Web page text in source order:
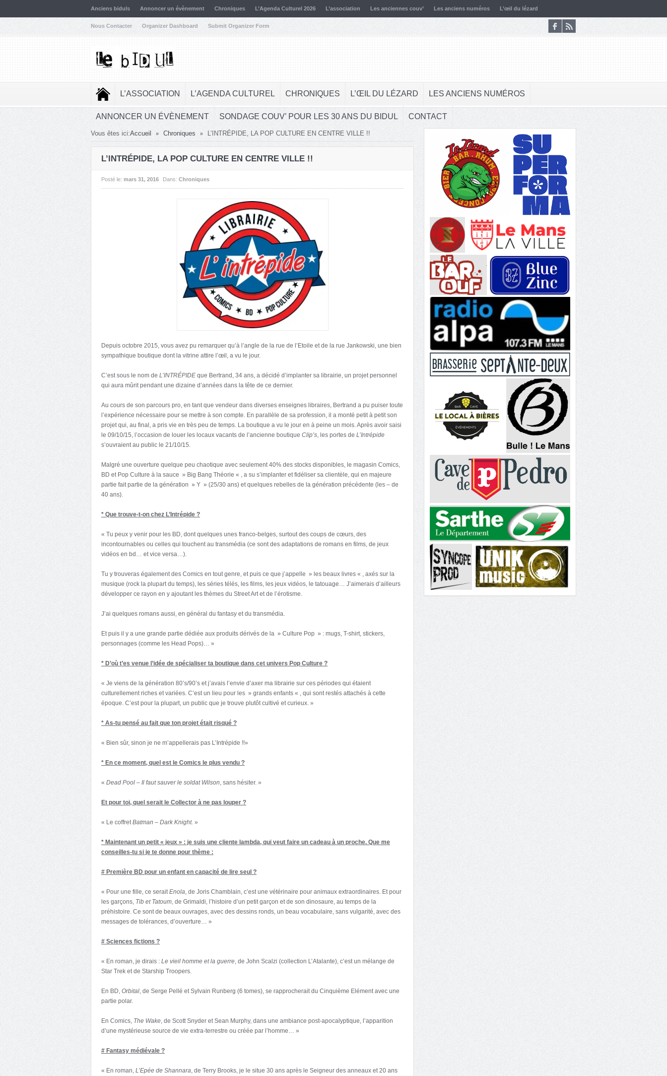
Anciens biduls Annoncer un évènement Chroniques L’Agenda Culturel 2026 L’association Les anciennes couv’ Les anciens numéros L’œil du lézard
Nous Contacter Organizer Dashboard Submit Organizer Form
L’ASSOCIATION L’AGENDA CULTUREL CHRONIQUES L’ŒIL DU LÉZARD LES ANCIENS NUMÉROS
ANNONCER UN ÉVÈNEMENT SONDAGE COUV’ POUR LES 30 ANS DU BIDUL CONTACT
Vous êtes ici:Accueil » Chroniques » L’INTRÉPIDE, LA POP CULTURE EN CENTRE VILLE !!
L’INTRÉPIDE, LA POP CULTURE EN CENTRE VILLE !!
Posté le: mars 31, 2016 Dans: Chroniques
Depuis octobre 2015, vous avez pu remarquer qu’à l’angle de la rue de l’Etoile et de la rue Jankowski, une bien
sympathique boutique dont la vitrine attire l’œil, a vu le jour.
C’est sous le nom de L’INTRÉPIDE que Bertrand, 34 ans, a décidé d’implanter sa librairie, un projet personnel
qui aura mûrit pendant une dizaine d’années dans la tête de ce dernier.
Au cours de son parcours pro, en tant que vendeur dans diverses enseignes libraires, Bertrand a pu puiser toute
l’expérience nécessaire pour se mettre à son compte. En parallèle de sa profession, il a monté petit à petit son
projet qui, au final, a pris vie en très peu de temps. La boutique a vu le jour en à peine un mois. Après avoir saisi
le 09/10/15, l’occasion de louer les locaux vacants de l’ancienne boutique Clip’s , les portes de L’Intrépide
s’ouvraient au public le 21/10/15.
Malgré une ouverture quelque peu chaotique avec seulement 40% des stocks disponibles, le magasin Comics,
BD et Pop Culture à la sauce » Big Bang Théorie « , a su s’implanter et fidéliser sa clientèle, qui en majeure
partie fait partie de la génération » Y » (25/30 ans) et quelques rebelles de la génération précédente (les – de
40 ans).
* Que trouve-t-on chez L’Intrépide ?
« Tu peux y venir pour les BD, dont quelques unes franco-belges, surtout des coups de cœurs, des
incontournables ou celles qui touchent au transmédia (ce sont des adaptations de romans en films, de jeux
vidéos en bd… et vice versa…).
Tu y trouveras également des Comics en tout genre, et puis ce que j’appelle » les beaux livres « , axés sur la
musique (rock la plupart du temps), les séries télés, les films, les jeux vidéos, le tatouage… J’aimerais d’ailleurs
développer ce rayon en y ajoutant les thèmes du Street Art et de l’érotisme.
J’ai quelques romans aussi, en général du fantasy et du transmédia.
Et puis il y a une grande partie dédiée aux produits dérivés de la » Culture Pop » : mugs, T-shirt, stickers,
personnages (comme les Head Pops)… »
* D’où t’es venue l’idée de spécialiser ta boutique dans cet univers Pop Culture ?
« Je viens de la génération 80’s/90’s et j’avais l’envie d’axer ma librairie sur ces périodes qui étaient
culturellement riches et variées. C’est un lieu pour les » grands enfants « , qui sont restés attachés à cette
époque. C’est pour la plupart, un public que je trouve plutôt cultivé et curieux. »
* As-tu pensé au fait que ton projet était risqué ?
« Bien sûr, sinon je ne m’appellerais pas L’Intrépide !!»
* En ce moment, quel est le Comics le plus vendu ?
« Dead Pool – Il faut sauver le soldat Wilson , sans hésiter. »
Et pour toi, quel serait le Collector à ne pas louper ?
« Le coffret Batman – Dark Knight. »
* Maintenant un petit « jeux » : je suis une cliente lambda, qui veut faire un cadeau à un proche. Que me
conseilles-tu si je te donne pour thème :
# Première BD pour un enfant en capacité de lire seul ?
« Pour une fille, ce serait Enola , de Joris Chamblain, c’est une vétérinaire pour animaux extraordinaires. Et pour
les garçons, Tib et Tatoum , de Grimaldi, l’histoire d’un petit garçon et de son dinosaure, au temps de la
préhistoire. Ce sont de beaux ouvrages, avec des dessins ronds, un beau vocabulaire, sans vulgarité, avec des
messages de tolérances, d’ouverture… »
# Sciences fictions ?
« En roman, je dirais : Le vieil homme et la guerre , de John Scalzi (collection L’Atalante), c’est un mélange de
Star Trek et de Starship Troopers.
En BD, Orbital , de Serge Pellé et Sylvain Runberg (6 tomes), se rapprocherait du Cinquième Elément avec une
partie polar.
En Comics, The Wake , de Scott Snyder et Sean Murphy, dans une ambiance post-apocalyptique, l’apparition
d’une mystérieuse source de vie extra-terrestre ou créée par l’homme… »
# Fantasy médiévale ?
« En roman, L’Epée de Shannara , de Terry Brooks, je le situe 30 ans après le Seigneur des anneaux et 20 ans